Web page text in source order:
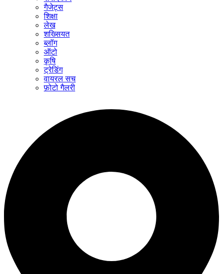
गैजेट्स
शिक्षा
लेख
शख्सियत
ब्लॉग
ऑटो
कृषि
ट्रेडिंग
वायरल सच
फ़ोटो गैलरी